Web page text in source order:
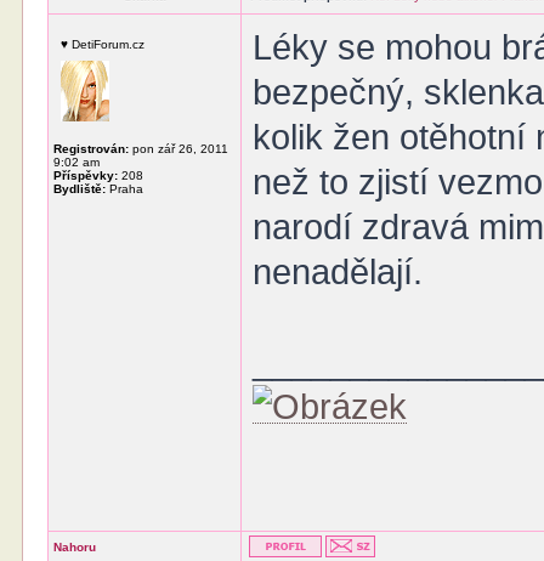
♥ DetiForum.cz
Registrován: pon zář 26, 2011
9:02 am
Příspěvky: 208
Bydliště: Praha
Léky se mohou
bezpečný,
kolik žen otěhotní
než to zjistí
narodí zdravá
nenadělají.
Nahoru